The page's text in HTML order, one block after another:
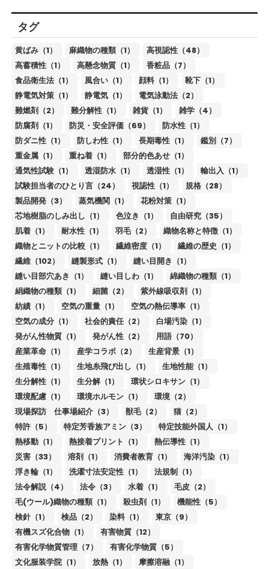
タグ
黄ばみ（1） 麻織物の種類（1）
高視認性（48）
高蓄積性（1）
高懸念物質（1）
香粧品（7）
食品衛生法（1）
風合い（1） 顔料（1）
靴下（1）
静電気対策（1）
静電気（1）
電気泳動法（2）
難燃剤（2）
難分解性（1） 雑貨（1）
雑学（4）
防腐剤（1）
防災・安全評価（69）
防水性（1）
防ダニ性（1）
防しわ性（1） 長期毒性（1）
鑑別（7）
重金属（1）
重ね着（1）
部分的色あせ（1）
通気性試験（1）
透湿防水（1） 透湿性（1）
輸出入（1）
試験担当者のひとり言（24）
視認性（1）
規格（28）
製品開発（3）
蒸気機関（1）
花粉対策（1）
芯地樹脂のしみ出し（1）
色泣き（1）
自由研究（35）
肌着（1）
耐水性（1） 羽毛（2）
織物名称と特徴（1）
織物とニットの比較（1）
繊維密度（1）
繊維の歴史（1）
繊維（102）
縫製形式（1）
縫い目開き（1）
縫い目部穴あき（1）
縫い目しわ（1）
綿織物の種類（1）
絹織物の種類（1）
細菌（2）
紫外線吸収剤（1）
紡績（1）
空気の重量（1）
空気の熱伝導率（1）
空気の成分（1）
社会的責任（2）
白場汚染（1）
発がん性物質（1）
発がん性（2）
用語（70）
産業革命（1）
産学コラボ（2）
生産背景（1）
生殖毒性（1）
生地糸飛び出し（1）
生地性能（1）
生分解性（1）
生分解（1）
環状シロキサン（1）
環境配慮（1）
環境ホルモン（1）
環境（2）
現場探訪 仕事場紹介（3）
獣毛（2）
猫（2）
特許（5）
特定芳香族アミン（3）
特定技能外国人（1）
熱移動（1）
熱接着プリント（1）
熱伝導性（1）
災害（33）
溶剤（1） 消費者教育（1）
海洋汚染（1）
浮き輪（1）
洗濯寸法安定性（1）
法規制（1）
法令解説（4）
法令（3） 水着（1）
毛皮（2）
毛(ウール)織物の種類（1）
殺虫剤（1）
機能性（5）
検針（1）
検品（2） 染料（1）
東京（9）
有機スズ化合物（1）
有害物質（12）
有害化学物質管理（7）
有害化学物質（5）
文化服装学院（1）
放熱（1）
摩擦溶融（1）